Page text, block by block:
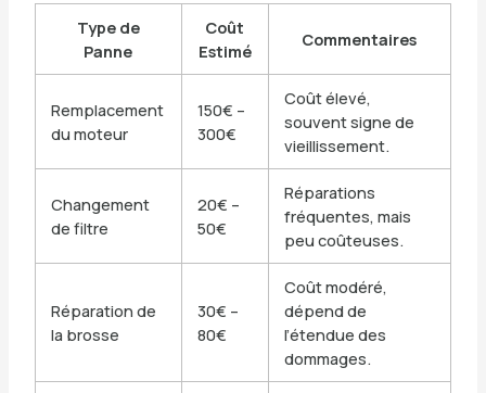
Type de
Panne
Coût
Estimé
Commentaires
Remplacement
du moteur
150€ –
300€
Coût élevé,
souvent signe de
vieillissement.
Changement
de filtre
20€ –
50€
Réparations
fréquentes, mais
peu coûteuses.
Réparation de
la brosse
30€ –
80€
Coût modéré,
dépend de
l’étendue des
dommages.